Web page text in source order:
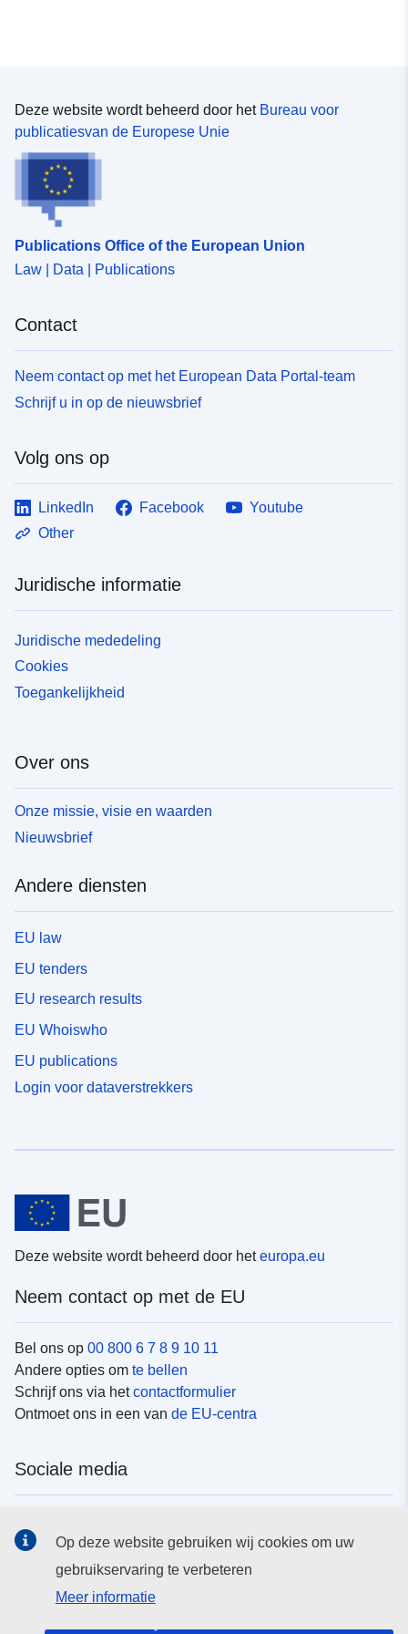
Deze website wordt beheerd door het Bureau voor
publicatiesvan de Europese Unie
Publications Office of the European Union
Law | Data | Publications
Contact
Neem contact op met het European Data Portal-team
Schrijf u in op de nieuwsbrief
Volg ons op
LinkedIn Facebook
Youtube
Other
Juridische informatie
Juridische mededeling
Cookies
Toegankelijkheid
Over ons
Onze missie, visie en waarden
Nieuwsbrief
Andere diensten
EU law
EU tenders
EU research results
EU Whoiswho
EU publications
Login voor dataverstrekkers
Deze website wordt beheerd door heteuropa.eu
Neem contact op met de EU
Bel ons op 00 800 6 7 8 9 10 11
Andere opties om te bellen
Schrijf ons via hetcontactformulier
Ontmoet ons in een van de EU-centra
Sociale media
EU-instellingen en -organen
Op deze website gebruiken wij cookies om uw
gebruikservaring te verbeteren
Meer informatie